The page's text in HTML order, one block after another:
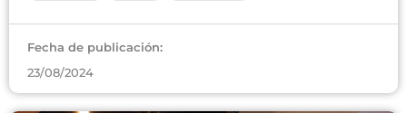
Fecha de publicación:
23/08/2024